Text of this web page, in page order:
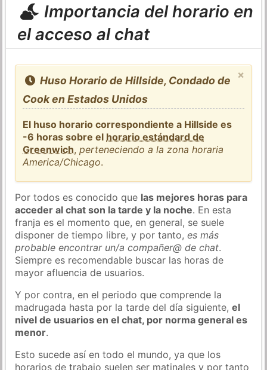
Importancia del horario en
el acceso al chat
×
Huso Horario de Hillside, Condado de
Cook en Estados Unidos
El huso horario correspondiente a Hillside es
-6 horas sobre el horario estándard de
Greenwich,perteneciendo a la zona horaria
America/Chicago.
Por todos es conocido que las mejores horas para
acceder al chat son la tarde y la noche. En esta
franja es el momento que, en general, se suele
disponer de tiempo libre, y por tanto,es más
probable encontrar un/a compañer@ de chat.
Siempre es recomendable buscar las horas de
mayor afluencia de usuarios.
Y por contra, en el periodo que comprende la
madrugada hasta por la tarde del día siguiente,el
nivel de usuarios en el chat, por norma general es
menor.
Esto sucede así en todo el mundo, ya que los
horarios de trabajo suelen ser matinales y por tanto